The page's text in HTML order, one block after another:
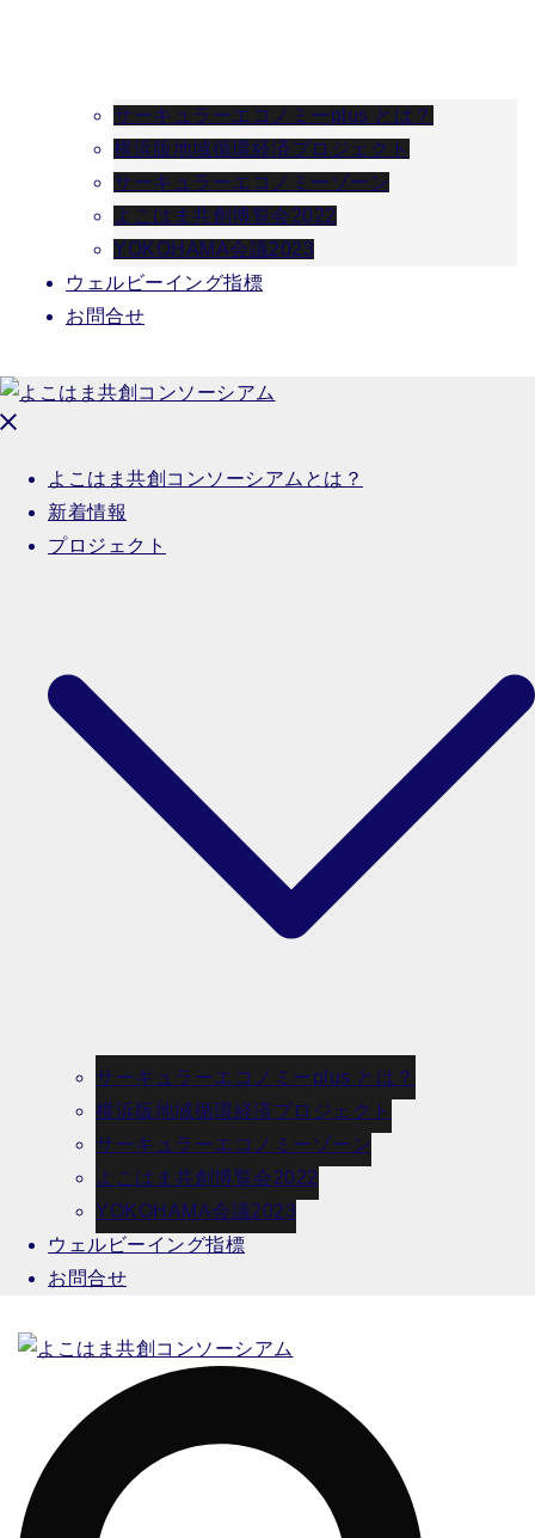
サーキュラーエコノミーplus とは？
横浜版地域循環経済プロジェクト
サーキュラーエコノミーゾーン
よこはま共創博覧会2022
YOKOHAMA会議2023
ウェルビーイング指標
お問合せ
よこはま共創コンソーシアムとは？
新着情報
プロジェクト
サーキュラーエコノミーplus とは？
横浜版地域循環経済プロジェクト
サーキュラーエコノミーゾーン
よこはま共創博覧会2022
YOKOHAMA会議2023
ウェルビーイング指標
お問合せ